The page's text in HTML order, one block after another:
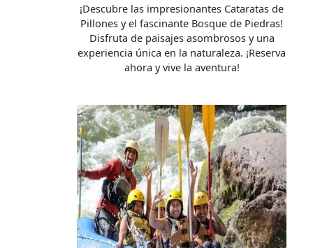
¡Descubre las impresionantes Cataratas de
Pillones y el fascinante Bosque de Piedras!
Disfruta de paisajes asombrosos y una
experiencia única en la naturaleza. ¡Reserva
ahora y vive la aventura!